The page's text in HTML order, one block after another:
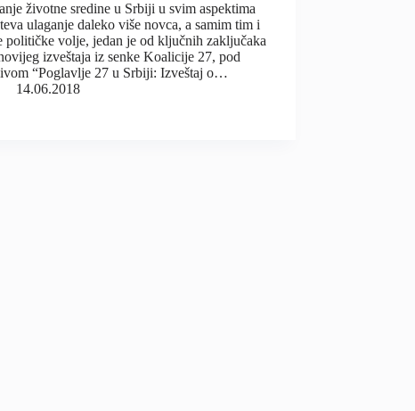
životne sredine u Srbiji u svim aspektima
ulaganje daleko više novca, a samim tim i
političke volje, jedan je od ključnih zaključaka
izveštaja iz senke Koalicije 27, pod
“Poglavlje 27 u Srbiji: Izveštaj o…
14.06.2018